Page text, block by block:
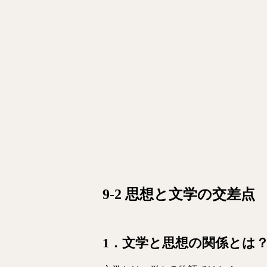
9-2 思想と文学の交差点
1．文学と思想の関係とは